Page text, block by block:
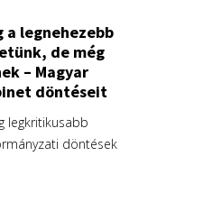
a legnehezebb
de még
– Magyar
döntéseit
legkritikusabb
döntések